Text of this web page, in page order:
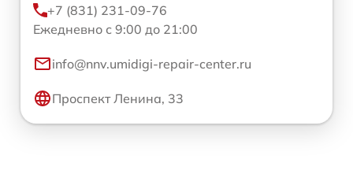
+7 (831) 231-09-76
Ежедневно с 9:00 до 21:00
info@nnv.umidigi-repair-center.ru
Проспект Ленина, 33